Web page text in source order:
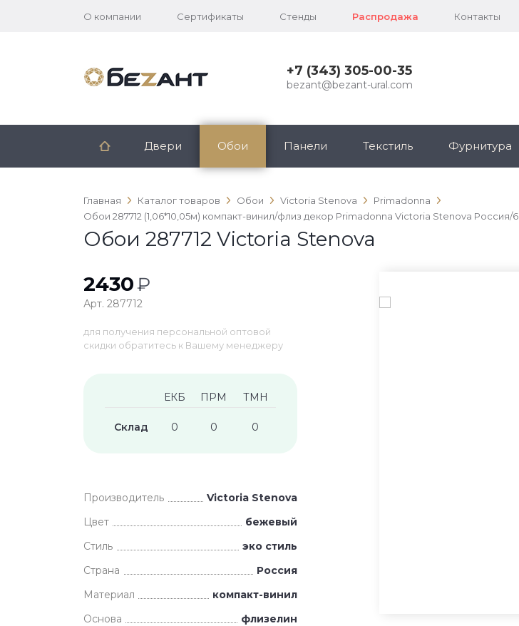
О компании Сертификаты Стенды Распродажа Контакты
+7 (343) 305-00-35
bezant@bezant-ural.com
Двери Обои Панели Текстиль Фурнитура
Главная Каталог товаров Обои Victoria Stenova
Primadonna
Обои 287712 (1,06*10,05м) компакт-винил/флиз декор Primadonna Victoria Stenova Россия/6
Обои 287712 Victoria Stenova
2430₽
Арт. 287712
для получения персональной оптовой
скидки обратитесь к Вашему менеджеру
ЕКБ ПРМ ТМН
Склад 0 0 0
Производитель
Victoria Stenova
Цвет
бежевый
Стиль
эко стиль
Страна
Россия
Материал
компакт-винил
Основа
флизелин